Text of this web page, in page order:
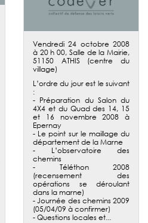
Vendredi 24 octobre 2008
à 20 h 00, Salle de la Mairie,
51150 ATHIS (centre du
village)
L’ordre du jour est le suivant
:
- Préparation du Salon du
4X4 et du Quad des 14, 15
et 16 novembre 2008 à
Epernay
- Le point sur le maillage du
département de la Marne
- L’observatoire des
chemins
- Téléthon 2008
(recensement des
opérations se déroulant
dans la marne)
- Journée des chemins 2009
(05/04/09 à confirmer)
- Questions locales et...